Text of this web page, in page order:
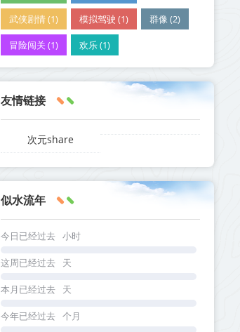
武侠剧情 (1) 模拟驾驶 (1) 群像 (2)
冒险闯关 (1) 欢乐 (1)
友情链接
次元share
似水流年
今日已经过去 小时
这周已经过去 天
本月已经过去 天
今年已经过去 个月